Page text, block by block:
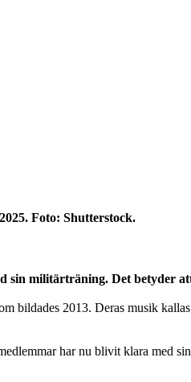
Foto: Shutterstock.
sin militärträning. Det betyder
bildades 2013. Deras musik
har nu blivit klara med